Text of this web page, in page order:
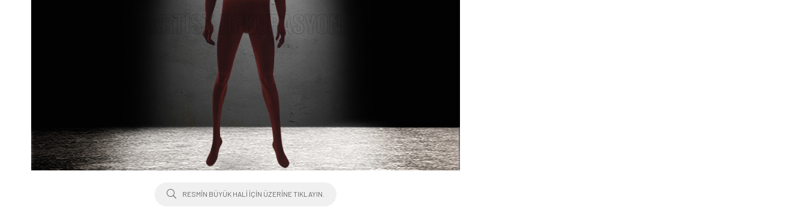
RESMIN BÜYÜK HALI IÇIN ÜZERINE TIKLAYIN.